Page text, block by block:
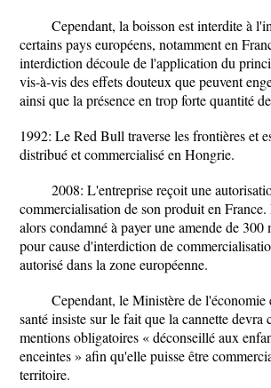
Cependant, la boisson est interdite à
certains pays européens, notamment en
interdiction découle de l'application du
vis-à-vis des effets douteux que peuvent
ainsi que la présence en trop forte quantité
1992: Le Red Bull traverse les frontières et
distribué et commercialisé en Hongrie.
2008: L'entreprise reçoit une
commercialisation de son produit en
alors condamné à payer une amende de
pour cause d'interdiction de
autorisé dans la zone européenne.
Cependant, le Ministère de l'économie
santé insiste sur le fait que la cannette devra
mentions obligatoires « déconseillé aux
enceintes » afin qu'elle puisse être
territoire.